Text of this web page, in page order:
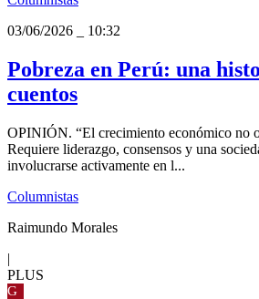
03/06/2026
10:32
Pobreza en Perú: una
cuentos
OPINIÓN. “El crecimiento económico no
Requiere liderazgo, consensos y una
involucrarse activamente en l...
Columnistas
Raimundo Morales
|
PLUS
G